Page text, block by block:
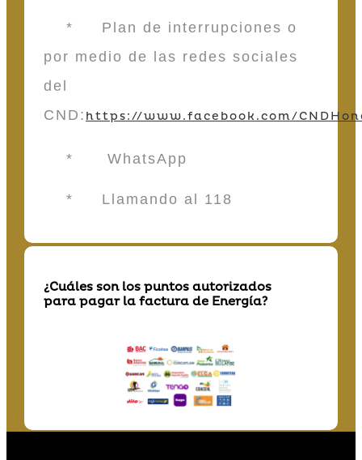
* Plan de interrupciones o
por medio de las redes sociales
del
CND: https://www.facebook.com/
* WhatsApp
* Llamando al 118
¿Cuáles son los puntos autorizados
para pagar la factura de Energía?